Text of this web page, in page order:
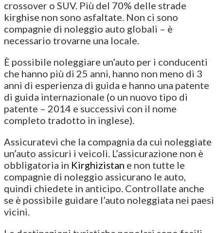
crossover o SUV. Più del 70% delle strade
kirghise non sono asfaltate. Non ci sono
compagnie di noleggio auto globali – è
necessario trovarne una locale.
È possibile noleggiare un’auto per i conducenti
che hanno più di 25 anni, hanno non meno di 3
anni di esperienza di guida e hanno una patente
di guida internazionale (o un nuovo tipo di
patente – 2014 e successivi con il nome
completo tradotto in inglese).
Assicuratevi che la compagnia da cui noleggiate
un’auto assicuri i veicoli. L’assicurazione non è
obbligatoria in Kirghizistan e non tutte le
compagnie di noleggio assicurano le auto,
quindi chiedete in anticipo. Controllate anche
se è possibile guidare l’auto noleggiata nei paesi
vicini.